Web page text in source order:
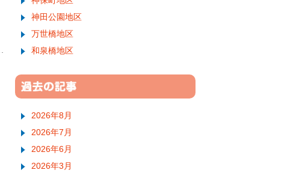
神田公園地区
万世橋地区
和泉橋地区
2026年8月
2026年7月
2026年6月
2026年3月